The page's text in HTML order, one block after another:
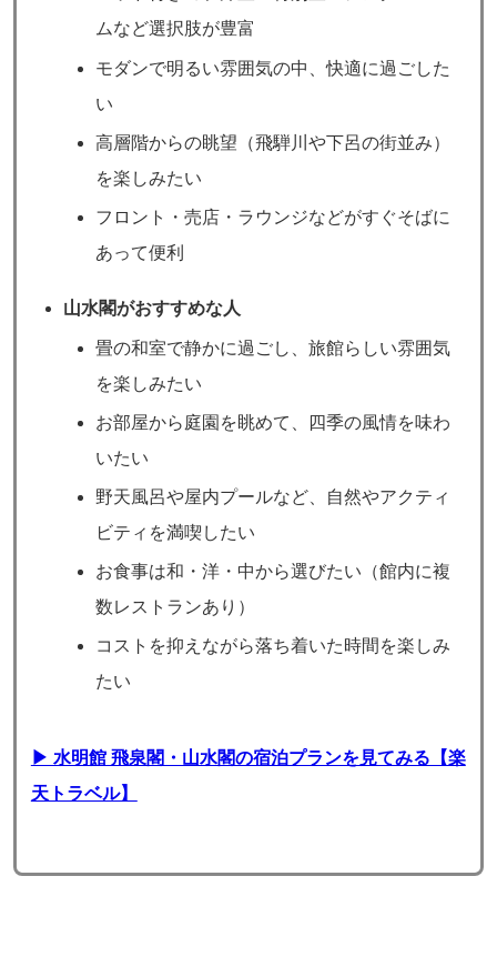
ムなど選択肢が豊富
モダンで明るい雰囲気の中、快適に過ごした
い
高層階からの眺望（飛騨川や下呂の街並み）
を楽しみたい
フロント・売店・ラウンジなどがすぐそばに
あって便利
山水閣がおすすめな人
畳の和室で静かに過ごし、旅館らしい雰囲気
を楽しみたい
お部屋から庭園を眺めて、四季の風情を味わ
いたい
野天風呂や屋内プールなど、自然やアクティ
ビティを満喫したい
お食事は和・洋・中から選びたい（館内に複
数レストランあり）
コストを抑えながら落ち着いた時間を楽しみ
たい
▶ 水明館 飛泉閣・山水閣の宿泊プランを見てみる【楽
天トラベル】